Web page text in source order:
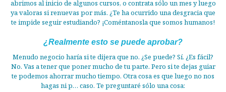
abrimos al inicio de algunos cursos, o contrata sólo un mes y luego
ya valoras si renuevas por más. ¿Te ha ocurrido una desgracia que
te impide seguir estudiando? ¡Coméntanosla que somos humanos!
¿Realmente esto se puede aprobar?
Menudo negocio haría si te dijera que no. ¿Se puede? Sí. ¿Es fácil?
No. Vas a tener que poner mucho de tu parte. Pero si te dejas guiar
te podemos ahorrar mucho tiempo. Otra cosa es que luego no nos
hagas ni p… caso. Te preguntaré sólo una cosa: